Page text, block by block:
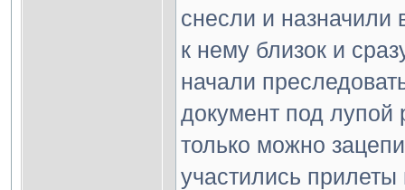
снесли и
к нему близок и
начали
документ под лупой
только можно
участились прилеты